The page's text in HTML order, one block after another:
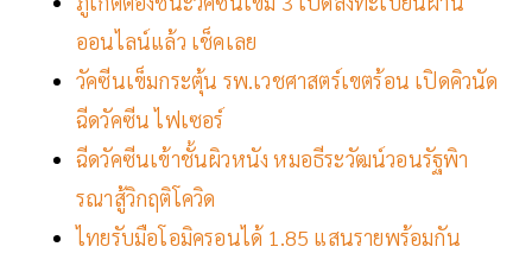
ออนไลน์แล้ว เช็คเลย
วัคซีนเข็มกระตุ้น รพ.เวชศาสตร์เขตร้อน เปิดคิวนัด
ฉีดวัคซีน ไฟเซอร์
ฉีดวัคซีนเข้าชั้นผิวหนัง หมอธีระวัฒน์วอนรัฐพิา
รณาสู้วิกฤติโควิด
ไทยรับมือโอมิครอนได้ 1.85 แสนรายพร้อมกัน